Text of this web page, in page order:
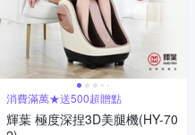
消費滿萬★送500超贈點
輝葉 極度深捏3D美腿機(HY-70